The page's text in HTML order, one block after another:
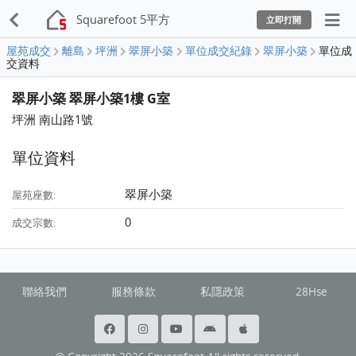
Squarefoot 5平方 立即打開
屋苑成交 離島 坪洲 翠屏小築 單位成交紀錄 翠屏小築
單位成
交資料
翠屏小築 翠屏小築1樓 G室
坪洲 南山路1號
單位資料
屋苑座數: 翠屏小築
成交宗數: 0
聯絡我們 服務條款 私隱政策 28Hse